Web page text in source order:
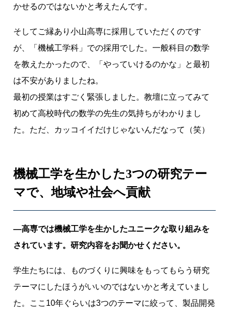
かせるのではないかと考えたんです。
そしてご縁あり小山高専に採用していただくのです
が、「機械工学科」での採用でした。一般科目の数学
を教えたかったので、「やっていけるのかな」と最初
は不安がありましたね。
最初の授業はすごく緊張しました。教壇に立ってみて
初めて高校時代の数学の先生の気持ちがわかりまし
た。ただ、カッコイイだけじゃないんだなって（笑）
機械工学を生かした3つの研究テー
マで、地域や社会へ貢献
―高専では機械工学を生かしたユニークな取り組みを
されています。研究内容をお聞かせください。
学生たちには、ものづくりに興味をもってもらう研究
テーマにしたほうがいいのではないかと考えていまし
た。ここ10年ぐらいは3つのテーマに絞って、製品開発